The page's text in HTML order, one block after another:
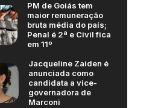
PM de Goiás tem
maior remuneração
bruta média do país;
Penal é 2ª e Civil fica
em 11º
Jacqueline Zaiden é
anunciada como
candidata a vice-
governadora de
Marconi